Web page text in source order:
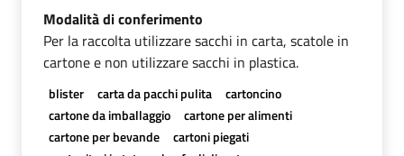
Modalità di conferimento
Per la raccolta utilizzare sacchi in carta, scatole in
cartone e non utilizzare sacchi in plastica.
blister carta da pacchi pulita
cartoncino
cartone da imballaggio
cartone per alimenti
cartone per bevande
cartoni piegati